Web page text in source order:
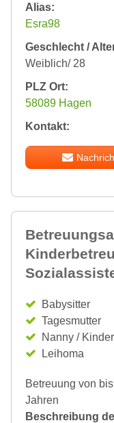
Alias:
Esra98
Geschlecht /
Weiblich/ 28
PLZ Ort:
58089 Hagen
Kontakt:
Babysitter
Tagesmutter
Nanny /
Leihoma
Betreuung von
Jahren
Beschreibung